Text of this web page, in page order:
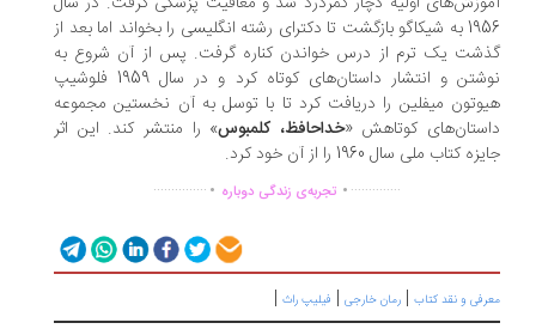
1956 به شیکاگو بازگشت تا دکترای رشته انگلیسی را بخواند اما بعد از
یک ترم از درس خواندن کناره گرفت. پس از آن شروع به
نوشتن و انتشار داستان‌های کوتاه کرد و در سال 1959 فلوشیپ
میفلین را دریافت کرد تا با توسل به آن نخستین مجموعه
کوتاهش «خداحافظ، کلمبوس» را منتشر کند. این اثر
کتاب ملی سال 1960 را از آن خود کرد.
................تجربه‌ی زندگی دوباره ...............
و نقد کتاب|رمان خارجی|فیلیپ راث|